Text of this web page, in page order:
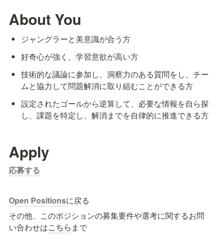
About You
ジャングラーと美意識が合う方
好奇心が強く、学習意欲が高い方
技術的な議論に参加し、洞察力のある質問をし、チー
ムと協力して問題解消に取り組むことができる方
設定されたゴールから逆算して、必要な情報を自ら探
し、課題を特定し、解消までを自律的に推進できる方
Apply
応募する
Open Positionsに戻る
その他、このポジションの募集要件や選考に関するお問
い合わせはこちら まで